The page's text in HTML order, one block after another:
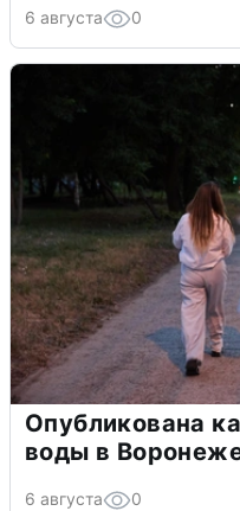
6 августа 0
Опубликована
воды в
6 августа 0